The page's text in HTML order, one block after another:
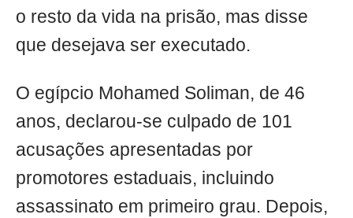
o resto da vida na prisão, mas disse
que desejava ser executado.
O egípcio Mohamed Soliman, de 46
anos, declarou-se culpado de 101
acusações apresentadas por
promotores estaduais, incluindo
assassinato em primeiro grau. Depois,